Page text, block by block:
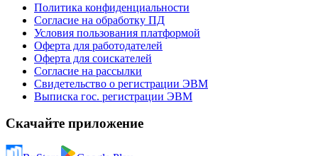
Политика конфиденциальности
Согласие на обработку ПД
Условия пользования платформой
Оферта для работодателей
Оферта для соискателей
Согласие на рассылки
Свидетельство о регистрации ЭВМ
Выписка гос. регистрации ЭВМ
Скачайте приложение